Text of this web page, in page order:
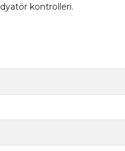
kontrolleri.